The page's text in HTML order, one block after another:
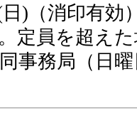
)（消印有効
定員を超え
事務局（日